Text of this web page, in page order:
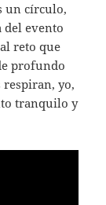
un círculo,
del evento
reto que
profundo
respiran, yo,
tranquilo y